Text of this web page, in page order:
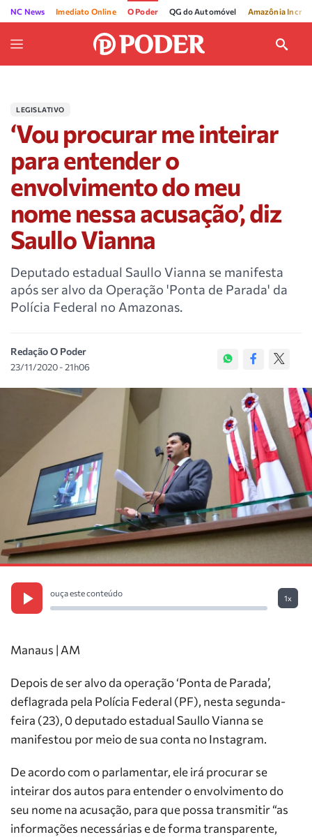
NC News Imediato Online O Poder QG do Automóvel Amazônia
LEGISLATIVO
‘Vou procurar me inteirar
para entender o
envolvimento do meu
nome nessa acusação’, diz
Saullo Vianna
Deputado estadual Saullo Vianna se manifesta
após ser alvo da Operação 'Ponta de Parada' da
Polícia Federal no Amazonas.
Redação O Poder
23/11/2020 - 21h06
ouça este conteúdo
1x
Manaus | AM
Depois de ser alvo da operação ‘Ponta de Parada’,
deflagrada pela Polícia Federal (PF), nesta segunda-
feira (23), 0 deputado estadual Saullo Vianna se
manifestou por meio de sua conta no Instagram.
De acordo com o parlamentar, ele irá procurar se
inteirar dos autos para entender o envolvimento do
seu nome na acusação, para que possa transmitir “as
informações necessárias e de forma transparente,